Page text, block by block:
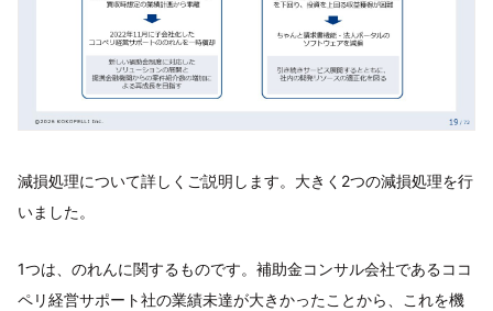
減損処理について詳しくご説明します。大きく2つの減損処理を行
いました。
1つは、のれんに関するものです。補助金コンサル会社であるココ
ペリ経営サポート社の業績未達が大きかったことから、これを機